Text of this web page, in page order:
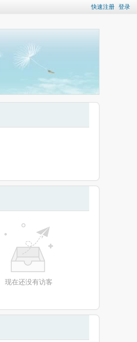
快速注册 登录
现在还没有访客